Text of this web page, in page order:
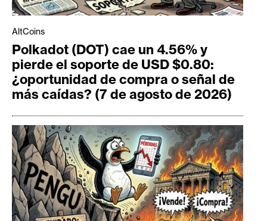
AltCoins
Polkadot (DOT) cae un 4.56% y
pierde el soporte de USD $0.80:
¿oportunidad de compra o señal de
más caídas? (7 de agosto de 2026)